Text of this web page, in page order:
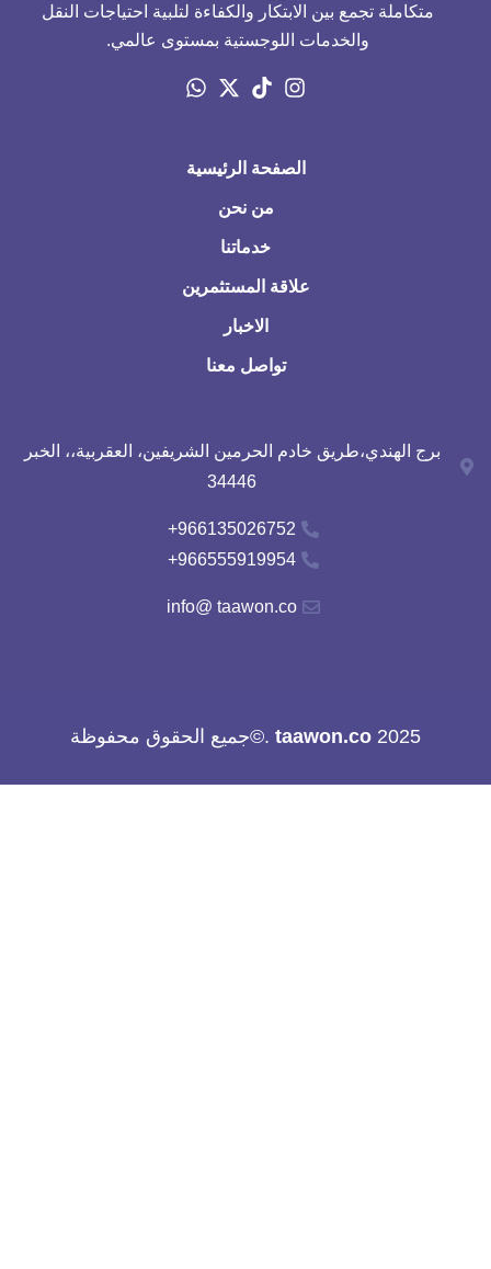
متكاملة تجمع بين الابتكار والكفاءة لتلبية احتياجات النقل
والخدمات اللوجستية بمستوى عالمي.
الصفحة الرئيسية
من نحن
خدماتنا
علاقة المستثمرين
الاخبار
تواصل معنا
برج الهندي،طريق خادم الحرمين الشريفين، العقربية،، الخبر
34446
966135026752+
966555919954+
info@ taawon.co
2025
taawon.co.©جميع الحقوق محفوظة